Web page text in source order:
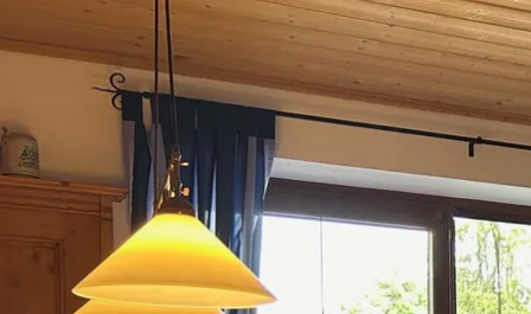
Aktivitäten im Chiemgau
Wandern & Gipfelglück
Radfahren &
Mountainbiken
Leben &
&